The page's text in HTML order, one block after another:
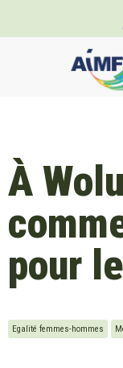
À
pour
Egalité femmes-hommes